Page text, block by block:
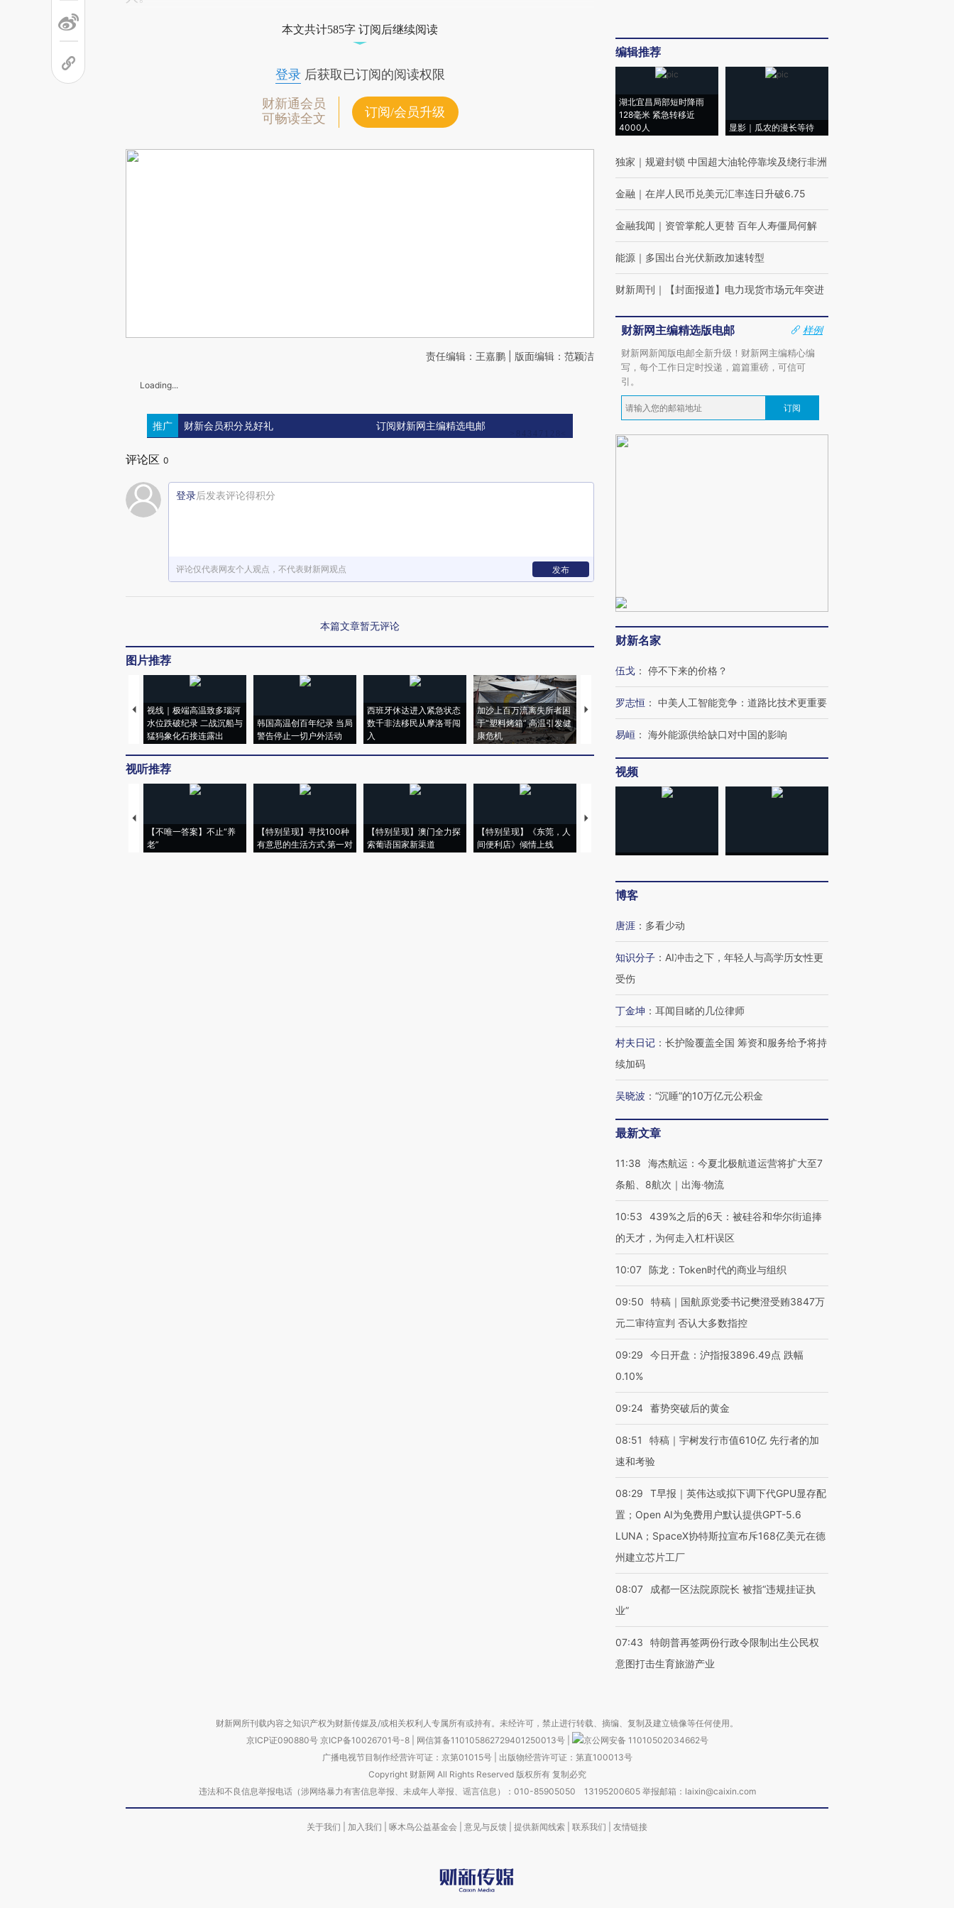
本文共计585字 订阅后继续阅读
登录后获取已订阅的阅读权限
财新通会员
可畅读全文
订阅/会员升级
责任编辑：王嘉鹏 | 版面编辑：范颖洁
Loading...
推广 财新会员积分兑好礼 订阅财新网主编精选电邮
评论区 0
登录后发表评论得积分
评论仅代表网友个人观点，不代表财新网观点 发布
本篇文章暂无评论
图片推荐
视线｜极端高温致多瑙河
水位跌破纪录 二战沉船与
猛犸象化石接连露出
韩国高温创百年纪录 当局
警告停止一切户外活动
西班牙休达进入紧急状态
数千非法移民从摩洛哥闯
入
加沙上百万流离失所者困
于“塑料烤箱” 高温引发健
康危机
视线｜HYROX的吸金
心“花钱找虐”？
马航飞行员跨国走私7万
毒品
视线｜被称为“蟑螂”的印
视听推荐
【不唯一答案】不止“养
老”
【特别呈现】寻找100种
有意思的生活方式·第一对
【特别呈现】澳门全力探
索葡语国家新渠道
【特别呈现】《东莞，人
间便利店》倾情上线
【推广】走进第四届链博
编辑推荐
湖北宜昌局部短时降雨
128毫米 紧急转移近
4000人
显影｜瓜农的漫长等待
独家 ｜ 规避封锁 中国超大油轮停靠埃及绕行非洲
金融 ｜ 在岸人民币兑美元汇率连日升破6.75
金融我闻 ｜ 资管掌舵人更替 百年人寿僵局何解
能源 ｜ 多国出台光伏新政加速转型
财新周刊 ｜ 【封面报道】电力现货市场元年突进
财新网主编精选版电邮
样例
财新网新闻版电邮全新升级！财新网主编精心编
写，每个工作日定时投递，篇篇重磅，可信可
引。
订阅
财新名家
伍戈 ： 停不下来的价格？
罗志恒 ： 中美人工智能竞争：道路比技术更重要
易峘 ： 海外能源供给缺口对中国的影响
视频
博客
唐涯 ： 多看少动
知识分子 ： AI冲击之下，年轻人与高学历女性更
受伤
丁金坤 ： 耳闻目睹的几位律师
村夫日记 ： 长护险覆盖全国 筹资和服务给予将持
续加码
吴晓波 ： “沉睡”的10万亿元公积金
最新文章
11:38
海杰航运：今夏北极航道运营将扩大至7
条船、8航次｜出海·物流
10:53
439%之后的6天：被硅谷和华尔街追捧
的天才，为何走入杠杆误区
10:07 陈龙：Token时代的商业与组织
09:50
特稿｜国航原党委书记樊澄受贿3847万
元二审待宣判 否认大多数指控
09:29
今日开盘：沪指报3896.49点 跌幅
0.10%
09:24 蓄势突破后的黄金
08:51
特稿｜宇树发行市值610亿 先行者的加
速和考验
08:29
T早报｜英伟达或拟下调下代GPU显存配
置；Open AI为免费用户默认提供GPT-5.6
LUNA；SpaceX协特斯拉宣布斥168亿美元在德
州建立芯片工厂
08:07
成都一区法院原院长 被指“违规挂证执
业”
07:43
特朗普再签两份行政令限制出生公民权
意图打击生育旅游产业
财新网所刊载内容之知识产权为财新传媒及/或相关权利人专属所有或持有。未经许可，禁止进行转载、摘编、复制及建立镜像等任何使用。
京ICP证090880号 京ICP备10026701号-8 网信算备110105862729401250013号
京公网安备 11010502034662号
广播电视节目制作经营许可证：京第01015号| 出版物经营许可证：第直100013号
Copyright 财新网 All Rights Reserved 版权所有 复制必究
违法和不良信息举报电话（涉网络暴力有害信息举报、未成年人举报、谣言信息）：010-85905050 13195200605 举报邮箱：laixin@caixin.com
关于我们 加入我们 啄木鸟公益基金会 意见与反馈 提供新闻线索 联系我们 友情链接